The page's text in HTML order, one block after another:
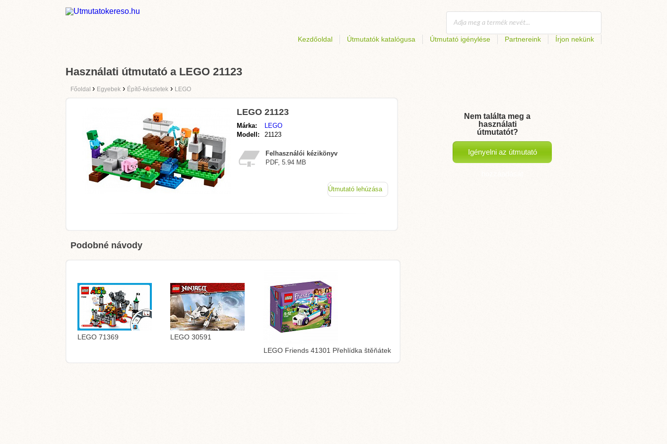
Kezdőoldal Útmutatók katalógusa Útmutató igénylése Partnereink Írjon nekünk
Használati útmutató a LEGO 21123
Főoldal › Egyebek › Építő-készletek › LEGO
LEGO 21123
Márka:
LEGO
Modell:
21123
Felhasználói kézikönyv
PDF, 5.94 MB
Útmutató lehúzása
Podobné návody
LEGO 71369
LEGO 30591
LEGO Friends 41301 Přehlídka štěňátek
Nem találta meg a
használati
útmutatót?
Igényelni az útmutató